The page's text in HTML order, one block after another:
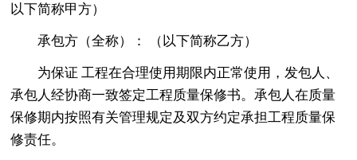
以下简称甲方）
承包方（全称）： （以下简称乙方）
为保证 工程在合理使用期限内正常使用，发包人、
承包人经协商一致签定工程质量保修书。承包人在质量
保修期内按照有关管理规定及双方约定承担工程质量保
修责任。